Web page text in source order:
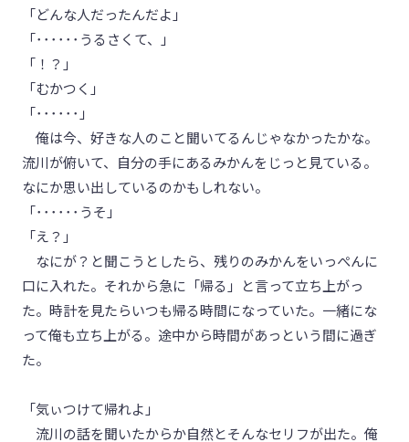
「どんな人だったんだよ」
「･･････うるさくて、」
「！？」
「むかつく」
「･･････」
俺は今、好きな人のこと聞いてるんじゃなかったかな。
流川が俯いて、自分の手にあるみかんをじっと見ている。
なにか思い出しているのかもしれない。
「･･････うそ」
「え？」
なにが？と聞こうとしたら、残りのみかんをいっぺんに
口に入れた。それから急に「帰る」と言って立ち上がっ
た。時計を見たらいつも帰る時間になっていた。一緒にな
って俺も立ち上がる。途中から時間があっという間に過ぎ
た。
「気ぃつけて帰れよ」
流川の話を聞いたからか自然とそんなセリフが出た。俺